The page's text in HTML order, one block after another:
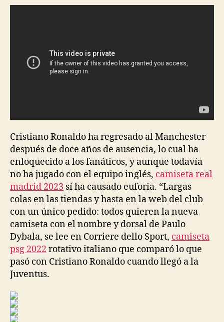
entrada
entrada
Cristiano Ronaldo ha regresado al Manchester
después de doce años de ausencia, lo cual ha
enloquecido a los fanáticos, y aunque todavía
no ha jugado con el equipo inglés, camiseta real
madrid 2023 sí ha causado euforia. “Largas
colas en las tiendas y hasta en la web del club
con un único pedido: todos quieren la nueva
camiseta con el nombre y dorsal de Paulo
Dybala, se lee en Corriere dello Sport, camiseta
psg 2022 rotativo italiano que comparó lo que
pasó con Cristiano Ronaldo cuando llegó a la
Juventus.